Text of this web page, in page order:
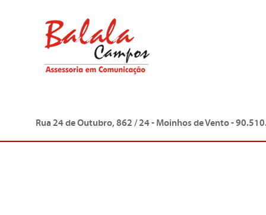
Rua 24 de Outubro, 862 / 24 - Moinhos de Vento -